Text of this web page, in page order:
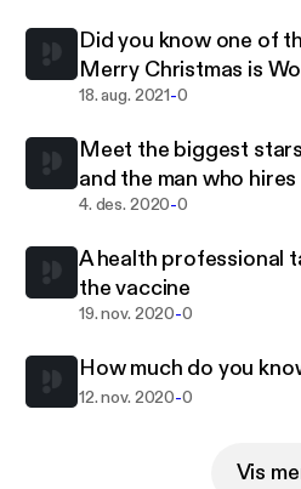
Did you know one of
Merry Christmas is
18. aug. 2021-0
Meet the biggest
and the man who
4. des. 2020-0
A health professional
the vaccine
19. nov. 2020-0
How much do you
12. nov. 2020-0
Vis